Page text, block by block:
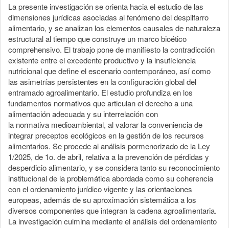
La presente investigación se orienta hacia el estudio de las
dimensiones jurídicas asociadas al fenómeno del despilfarro
alimentario, y se analizan los elementos causales de naturaleza
estructural al tiempo que construye un marco bioético
comprehensivo. El trabajo pone de manifiesto la contradicción
existente entre el excedente productivo y la insuficiencia
nutricional que define el escenario contemporáneo, así como
las asimetrías persistentes en la configuración global del
entramado agroalimentario. El estudio profundiza en los
fundamentos normativos que articulan el derecho a una
alimentación adecuada y su interrelación con
la normativa medioambiental, al valorar la conveniencia de
integrar preceptos ecológicos en la gestión de los recursos
alimentarios. Se procede al análisis pormenorizado de la Ley
1/2025, de 1o. de abril, relativa a la prevención de pérdidas y
desperdicio alimentario, y se considera tanto su reconocimiento
institucional de la problemática abordada como su coherencia
con el ordenamiento jurídico vigente y las orientaciones
europeas, además de su aproximación sistemática a los
diversos componentes que integran la cadena agroalimentaria.
La investigación culmina mediante el análisis del ordenamiento